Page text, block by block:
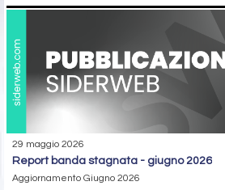
29 maggio 2026
report banda stagnata - giugno 2026
Aggiornamento Giugno 2026